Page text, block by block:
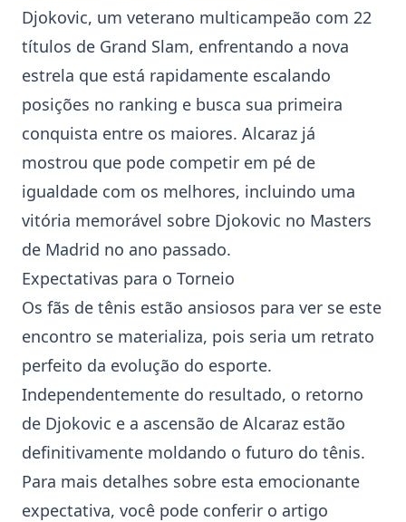
Djokovic, um veterano multicampeão com 22
títulos de Grand Slam, enfrentando a nova
estrela que está rapidamente escalando
posições no ranking e busca sua primeira
conquista entre os maiores. Alcaraz já
mostrou que pode competir em pé de
igualdade com os melhores, incluindo uma
vitória memorável sobre Djokovic no Masters
de Madrid no ano passado.
Expectativas para o Torneio
Os fãs de tênis estão ansiosos para ver se este
encontro se materializa, pois seria um retrato
perfeito da evolução do esporte.
Independentemente do resultado, o retorno
de Djokovic e a ascensão de Alcaraz estão
definitivamente moldando o futuro do tênis.
Para mais detalhes sobre esta emocionante
expectativa, você pode conferir o artigo